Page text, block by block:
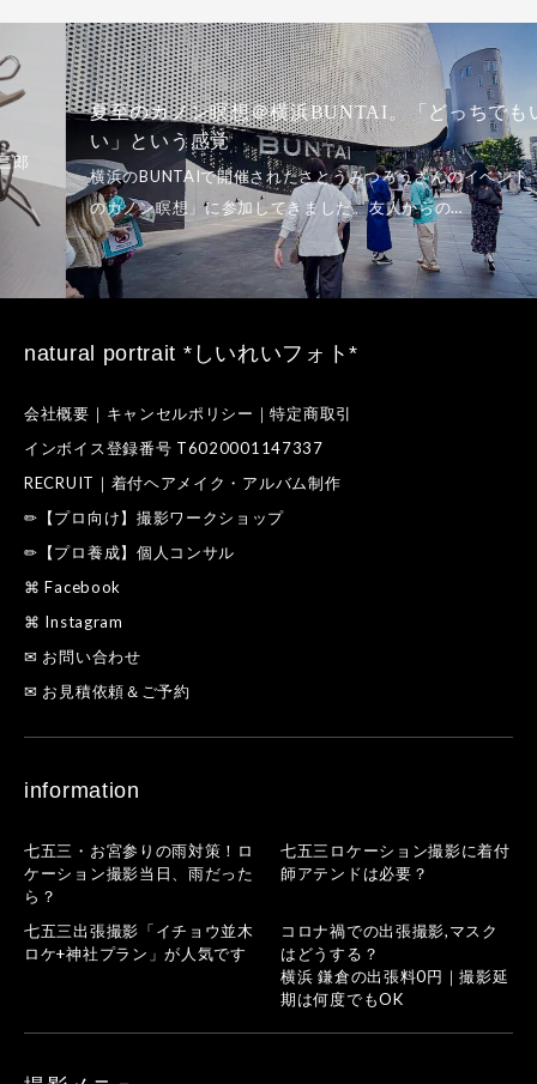
夏至のカノン瞑想＠横浜BUNTAI。「どっちでもい
い」という感覚
natural portrait *しいれいフォト*
会社概要｜キャンセルポリシー｜特定商取引
インボイス登録番号 T6020001147337
RECRUIT｜着付ヘアメイク・アルバム制作
✏【プロ向け】撮影ワークショップ
✏【プロ養成】個人コンサル
⌘ Facebook
⌘ Instagram
✉ お問い合わせ
✉ お見積依頼＆ご予約
information
七五三・お宮参りの雨対策！ロ
ケーション撮影当日、雨だった
ら？
七五三ロケーション撮影に着付
師アテンドは必要？
七五三出張撮影「イチョウ並木
ロケ+神社プラン」が人気です
コロナ禍での出張撮影,マスク
はどうする？
横浜 鎌倉の出張料0円｜撮影延
期は何度でもOK